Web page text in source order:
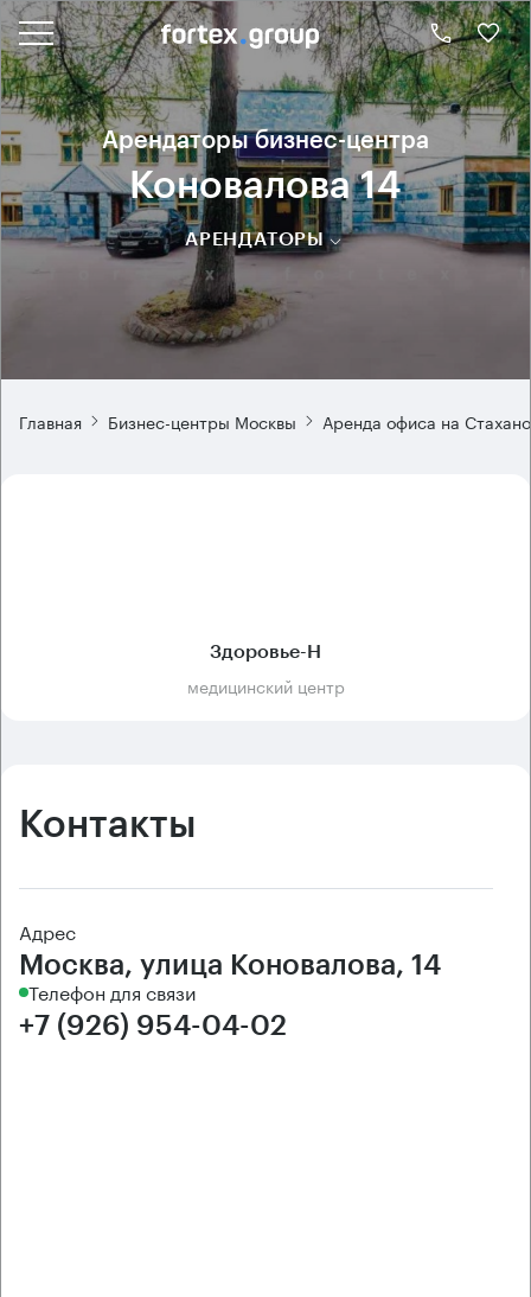
Арендаторы бизнес-центра
Коновалова 14
АРЕНДАТОРЫ
Главная Бизнес-центры Москвы Аренда офиса на
Здоровье-Н
медицинский центр
Контакты
Адрес
Москва, улица Коновалова, 14
Телефон для связи
+7 (926) 954-04-02